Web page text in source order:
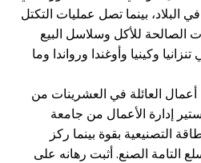
بينما تصل عمليات التكتل
للأكل وسلاسل البيع
وكينيا وأوغندا ورواندا وما
العائلة في العشرينات من
الأعمال من جامعة
بقوة بينما ركز
الصنع. أثبت رهانه على